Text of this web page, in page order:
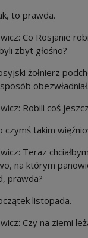
to prawda.
Co Rosjanie
zbyt głośno?
żołnierz
obezwładniał.
Robili coś
czymś takim
Teraz
na którym
prawda?
listopada.
Czy na ziemi